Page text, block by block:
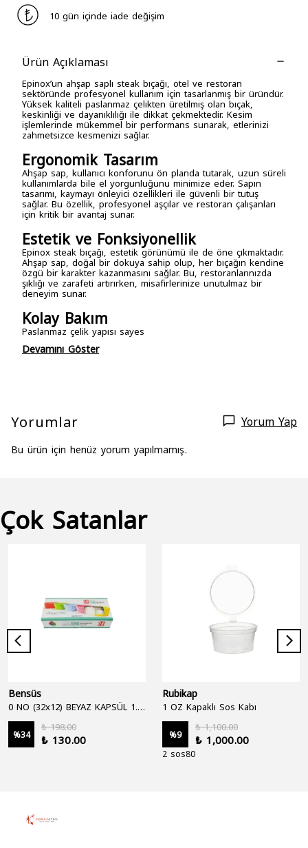
10 gün içinde iade değişim
Ürün Açıklaması
Epinox’un ahşap saplı steak bıçağı, otel ve restoran
sektöründe profesyonel kullanım için tasarlanmış bir üründür.
Yüksek kaliteli paslanmaz çelikten üretilmiş olan bıçak,
keskinliği ve dayanıklılığı ile dikkat çekmektedir. Kesim
işlemlerinde mükemmel bir performans sunarak, etlerinizi
zahmetsizce kesmenizi sağlar.
Ergonomik Tasarım
Ahşap sap, kullanıcı konforunu ön planda tutarak, uzun süreli
kullanımlarda bile el yorgunluğunu minimize eder. Sapın
tasarımı, kaymayı önleyici özellikleri ile güvenli bir tutuş
sağlar. Bu özellik, profesyonel aşçılar ve restoran çalışanları
için kritik bir avantaj sunar.
Estetik ve Fonksiyonellik
Epinox steak bıçağı, estetik görünümü ile de öne çıkmaktadır.
Ahşap sap, doğal bir dokuya sahip olup, her bıçağın kendine
özgü bir karakter kazanmasını sağlar. Bu, restoranlarınızda
şıklığı ve zarafeti artırırken, misafirlerinize unutulmaz bir
deneyim sunar.
Kolay Bakım
Paslanmaz çelik yapısı sayes
Devamını Göster
Yorumlar Yorum Yap
Bu ürün için henüz yorum yapılmamış.
Çok Satanlar
Bensüs
%34
₺ 198.00
₺ 130.00
Rubikap
1 OZ Kapaklı Sos Kabı
%9
₺ 1,100.00
₺ 1,000.00
2 sos80